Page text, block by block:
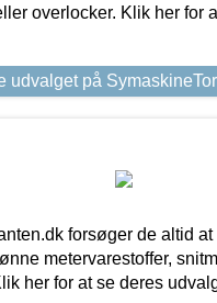
overlocker. Klik her for
udvalget på
forsøger de altid
metervarestoffer,
her for at se deres